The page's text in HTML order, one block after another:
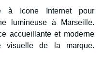
à Icone Internet pour
lumineuse à Marseille.
accueillante et moderne
visuelle de la marque.